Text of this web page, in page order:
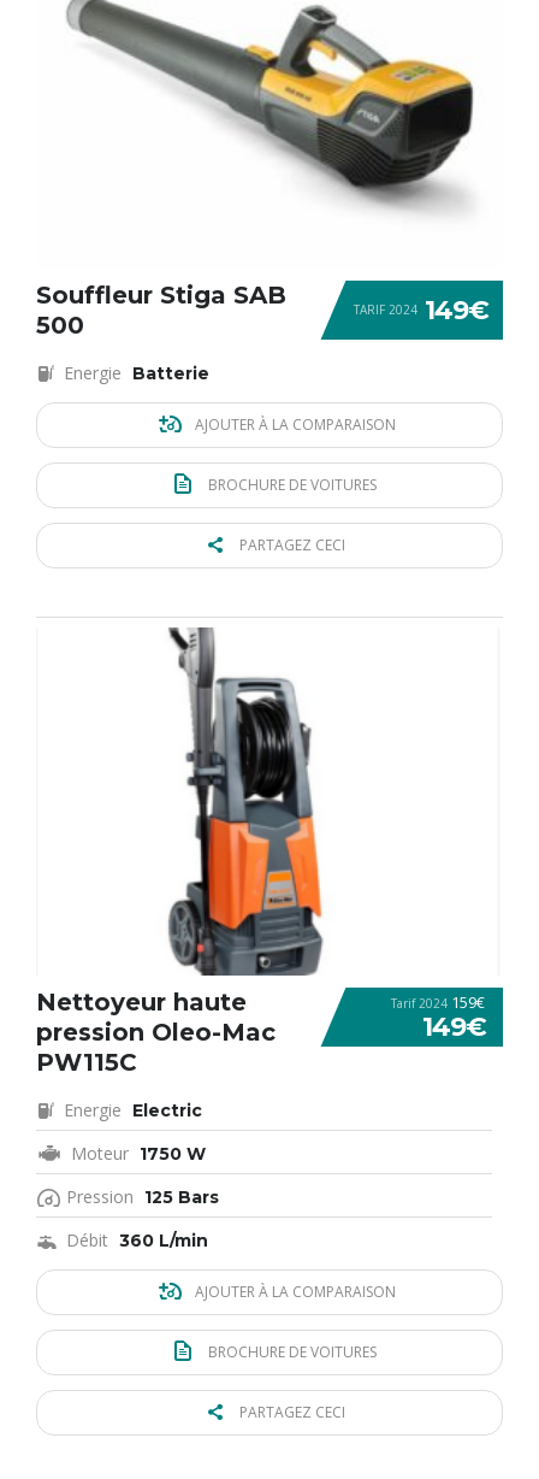
TARIF 2024 149€
Souffleur Stiga SAB
500
Energie Batterie
AJOUTER À LA COMPARAISON
BROCHURE DE VOITURES
PARTAGEZ CECI
Tarif 2024 159€
149€
Nettoyeur haute
pression Oleo-Mac
PW115C
Energie Electric
Moteur 1750 W
Pression 125 Bars
Débit 360 L/min
AJOUTER À LA COMPARAISON
BROCHURE DE VOITURES
PARTAGEZ CECI